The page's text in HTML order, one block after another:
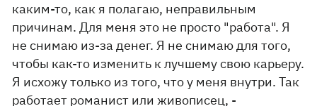
каким-то, как я полагаю, неправильным
причинам. Для меня это не просто "работа". Я
не снимаю из-за денег. Я не снимаю для того,
чтобы как-то изменить к лучшему свою карьеру.
Я исхожу только из того, что у меня внутри. Так
работает романист или живописец, -